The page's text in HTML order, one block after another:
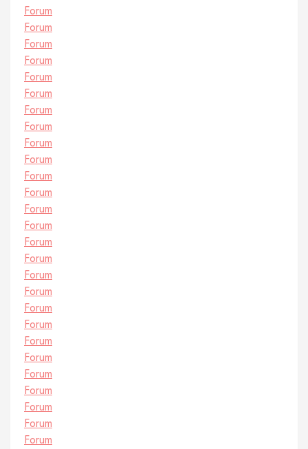
Forum
Forum
Forum
Forum
Forum
Forum
Forum
Forum
Forum
Forum
Forum
Forum
Forum
Forum
Forum
Forum
Forum
Forum
Forum
Forum
Forum
Forum
Forum
Forum
Forum
Forum
Forum